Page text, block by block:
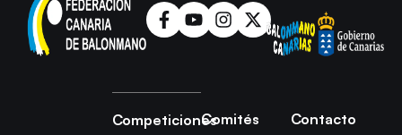
CompeticionesComités
Contacto